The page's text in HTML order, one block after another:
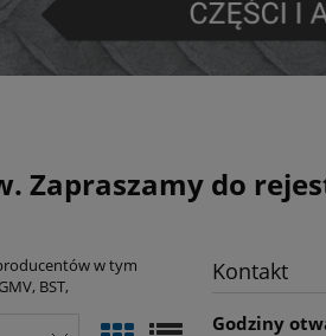
Zapraszamy do
w tym
BST,
Kontakt
Godziny